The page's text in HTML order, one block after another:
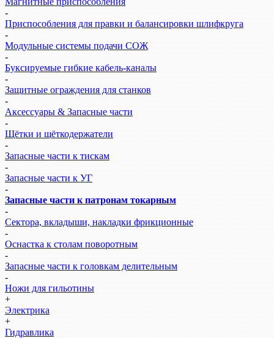
-
Приспособления для правки и балансировки шлифкруга
-
Модульные системы подачи СОЖ
-
Буксируемые гибкие кабель-каналы
-
Защитные ограждения для станков
-
Аксессуары & Запасные части
-
Щётки и щёткодержатели
-
Запасные части к тискам
-
Запасные части к УГ
-
Запасные части к патронам токарным
-
Сектора, вкладыши, накладки фрикционные
-
Оснастка к столам поворотным
-
Запасные части к головкам делительным
-
Ножи для гильотины
+
Электрика
+
Гидравлика